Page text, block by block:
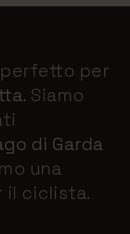
per
. Siamo
di Garda
una
il ciclista.